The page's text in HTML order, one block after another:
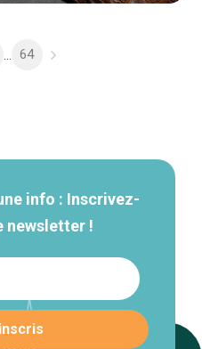
... 64
info : Inscrivez-
newsletter !